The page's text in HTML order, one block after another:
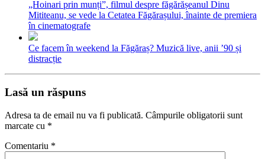
„Hoinari prin munți”, filmul despre făgărășeanul Dinu
Mititeanu, se vede la Cetatea Făgărașului, înainte de premiera
în cinematografe
Ce facem în weekend la Făgăraș? Muzică live, anii ’90 și
distracție
Lasă un răspuns
Adresa ta de email nu va fi publicată. Câmpurile obligatorii sunt
marcate cu *
Comentariu *